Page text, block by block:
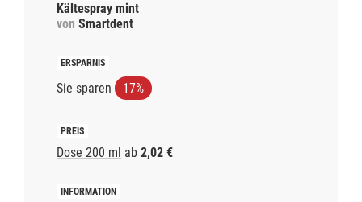
Kältespray mint
von Smartdent
Sie sparen 17%
Dose 200 ml ab 2,02 €